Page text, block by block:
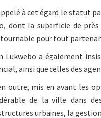
à cet égard le statut
dont la superficie de
pour tout
Lukwebo a également
ainsi que celles des
outre, mis en avant les
de la ville dans
urbaines, la